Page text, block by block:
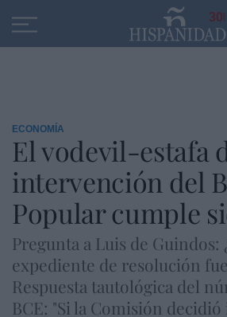
30
ECONOMÍA
El vodevil-estafa
intervención del
Popular cumple
Pregunta a Luis de Guindos:
expediente de resolución
Respuesta tautológica del
BCE: "Si la Comisión